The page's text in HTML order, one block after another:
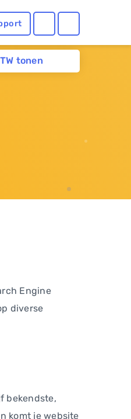
tonen
Engine
diverse
bekendste,
komt je website